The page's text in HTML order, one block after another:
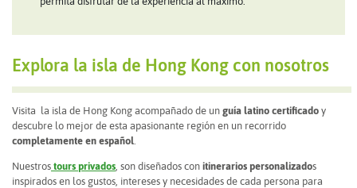
Explora la isla de Hong Kong con nosotros
Visita la isla de Hong Kong acompañado de un guía latino certificado y
descubre lo mejor de esta apasionante región en un recorrido
completamente en español
Nuestros tours privados , son diseñados con itinerarios personalizados
inspirados en los gustos, intereses y necesidades de cada persona para